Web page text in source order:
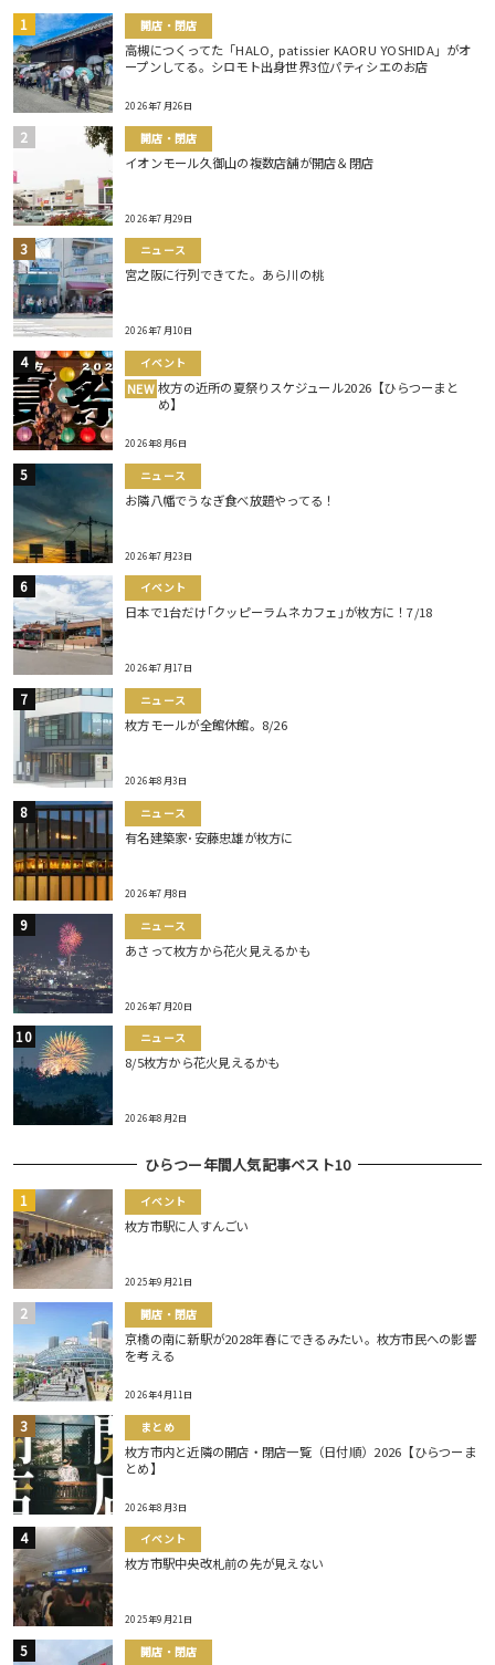
開店・閉店
高槻につくってた「HALO, patissier KAORU YOSHIDA」がオ
ープンしてる。シロモト出身世界3位パティシエのお店
2026年7月26日
開店・閉店
イオンモール久御山の複数店舗が開店＆閉店
2026年7月29日
ニュース
宮之阪に行列できてた。あら川の桃
2026年7月10日
イベント
NEW 枚方の近所の夏祭りスケジュール2026【ひらつーまと
め】
2026年8月6日
ニュース
お隣八幡でうなぎ食べ放題やってる！
2026年7月23日
イベント
日本で1台だけ｢クッピーラムネカフェ｣が枚方に！7/18
2026年7月17日
ニュース
枚方モールが全館休館。8/26
2026年8月3日
ニュース
有名建築家･安藤忠雄が枚方に
2026年7月8日
ニュース
あさって枚方から花火見えるかも
2026年7月20日
ニュース
8/5枚方から花火見えるかも
2026年8月2日
ひらつー年間人気記事ベスト10
イベント
枚方市駅に人すんごい
2025年9月21日
開店・閉店
京橋の南に新駅が2028年春にできるみたい。枚方市民への影響
を考える
2026年4月11日
まとめ
枚方市内と近隣の開店・閉店一覧（日付順）2026【ひらつーま
とめ】
2026年8月3日
イベント
枚方市駅中央改札前の先が見えない
2025年9月21日
開店・閉店